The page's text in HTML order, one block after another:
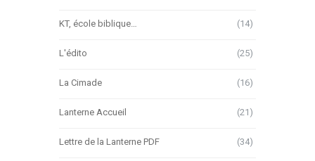
KT, école biblique… (14)
L'édito (25)
La Cimade (16)
Lanterne Accueil (21)
Lettre de la Lanterne PDF (34)